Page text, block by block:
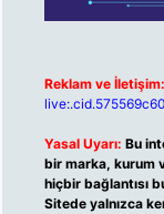
Reklam ve İletişim:
Yasal Uyarı: Bu
bir marka, kurum
hiçbir bağlantısı
Sitede yalnızca